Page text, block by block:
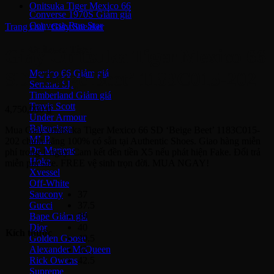
Converse 1970S
Converse Run Star
Mexico 66
Serrano SL
Timberland
Travis Scott
Under Armour
Balenciaga
MLB
Dr. Martens
Hoka
Xvessel
Off-White
Saucony
Gucci
Bape
Dior
Golden Goose
Alexander McQueen
Rick Owens
Supreme
Onitsuka Tiger Mexico 66
Trang chủ / Giày Sneaker
SD ‘Beige Beet’ 1183C015-202
4,750,000₫
Mua Giày Onitsuka Tiger Mexico 66 SD ‘Beige Beet’ 1183C015-
202 chính hãng 100% có sẵn tại Authentic Shoes. Giao hàng miễn
phí trong 1 ngày. Cam kết đền tiền X5 nếu phát hiện Fake. Đổi trả
miễn phí size. FREE vệ sinh trọn đời. MUA NGAY!
Kích thước
39
40.5
42